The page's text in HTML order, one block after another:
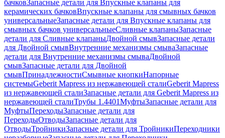
бачковЗапасные детали для Впускные клапаны для
керамических бачковВпускные клапаны для смывных бачков
универсальныеЗапасные детали для Впускные клапаны для
смывных бачков универсальныеСливные клапаныЗапасные
детали для Сливные клапаныДвойной смывЗапасные детали
для Двойной смывВнутренние механизмы смываЗапасные
детали для Внутренние механизмы смываДвойной
смывЗапасные детали для Двойной
смывПринадлежностиСмывные кнопкиНапорные
системыGeberit Mapress из нержавеющей сталиGeberit Mapress
из нержавеющей сталиЗапасные детали для Geberit Mapress из
нержавеющей сталиТрубы 1.4401МуфтыЗапасные детали для
МуфтыПереходыЗапасные детали для
ПереходыОтводыЗапасные детали для
ОтводыТройникиЗапасные детали для ТройникиПереходники